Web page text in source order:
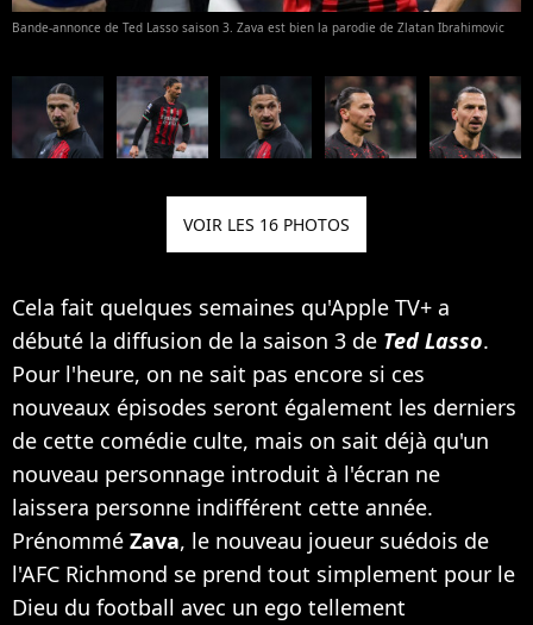
Bande-annonce de Ted Lasso saison 3. Zava est bien la parodie de Zlatan Ibrahimovic
VOIR LES 16 PHOTOS
Cela fait quelques semaines qu'Apple TV+ a
débuté la diffusion de la saison 3 de Ted Lasso.
Pour l'heure, on ne sait pas encore si ces
nouveaux épisodes seront également les derniers
de cette comédie culte, mais on sait déjà qu'un
nouveau personnage introduit à l'écran ne
laissera personne indifférent cette année.
Prénommé Zava, le nouveau joueur suédois de
l'AFC Richmond se prend tout simplement pour le
Dieu du football avec un ego tellement